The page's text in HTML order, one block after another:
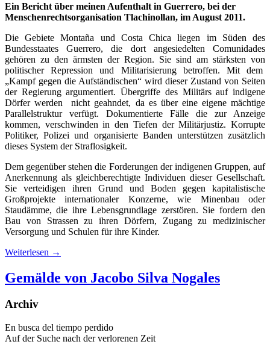
Ein Bericht über meinen Aufenthalt in Guerrero, bei der
Menschenrechtsorganisation Tlachinollan, im August 2011.
Die Gebiete Montaña und Costa Chica liegen im Süden des
Bundesstaates Guerrero, die dort angesiedelten Comunidades
gehören zu den ärmsten der Region. Sie sind am stärksten von
politischer Repression und Militarisierung betroffen. Mit dem
„Kampf gegen die Aufständischen“ wird dieser Zustand von Seiten
der Regierung argumentiert. Übergriffe des Militärs auf indigene
Dörfer werden nicht geahndet, da es über eine eigene mächtige
Parallelstruktur verfügt. Dokumentierte Fälle die zur Anzeige
kommen, verschwinden in den Tiefen der Militärjustiz. Korrupte
Politiker, Polizei und organisierte Banden unterstützen zusätzlich
dieses System der Straflosigkeit.
Dem gegenüber stehen die Forderungen der indigenen Gruppen, auf
Anerkennung als gleichberechtigte Individuen dieser Gesellschaft.
Sie verteidigen ihren Grund und Boden gegen kapitalistische
Großprojekte internationaler Konzerne, wie Minenbau oder
Staudämme, die ihre Lebensgrundlage zerstören. Sie fordern den
Bau von Strassen zu ihren Dörfern, Zugang zu medizinischer
Versorgung und Schulen für ihre Kinder.
Weiterlesen →
Gemälde von Jacobo Silva Nogales
Archiv
En busca del tiempo perdido
Auf der Suche nach der verlorenen Zeit